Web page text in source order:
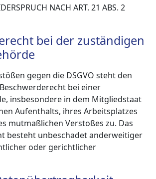
NACH ART. 21 ABS. 2
bei der zuständigen
gegen die DSGVO steht den
bei einer
insbesondere in dem Mitgliedstaat
Aufenthalts, ihres Arbeitsplatzes
mutmaßlichen Verstoßes zu. Das
besteht unbeschadet anderweitiger
oder gerichtlicher